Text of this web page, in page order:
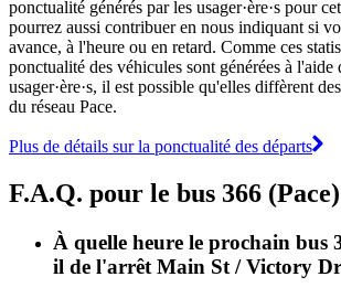
ponctualité générés par les usager·ère·s pour
pourrez aussi contribuer en nous indiquant si
avance, à l'heure ou en retard. Comme ces
ponctualité des véhicules sont générées à l'aide
usager·ère·s, il est possible qu'elles diffèrent
du réseau Pace.
Plus de détails sur la ponctualité des départs
F.A.Q. pour le bus 366 (Pace)
À quelle heure le prochain bus
il de l'arrêt Main St / Victory